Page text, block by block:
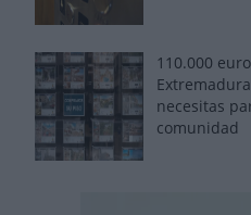
110.000
necesitas
comunidad